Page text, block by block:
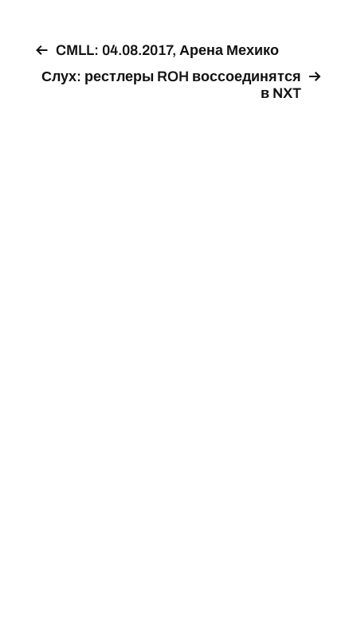
CMLL: 04.08.2017, Арена Мехико
Слух: рестлеры ROH воссоединятся
в NXT